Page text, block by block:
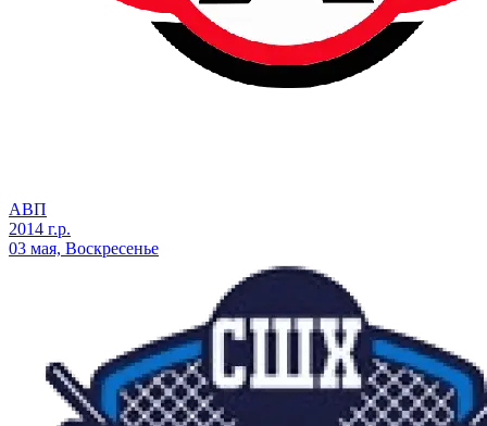
АВП
2014 г.р.
03 мая, Воскресенье